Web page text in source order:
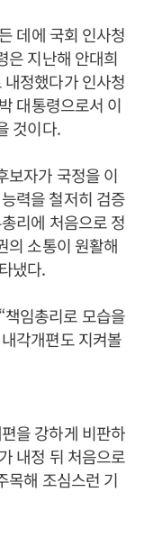
데에 국회 인사청
은 지난해 안대희
정했다가 인사청
대통령으로서 이
것이다.
보자가 국정을 이
력을 철저히 검증
리에 처음으로 정
의 소통이 원활해
냈다.
임총리로 모습을
각개편도 지켜볼
을 강하게 비판하
내정 뒤 처음으로
목해 조심스런 기